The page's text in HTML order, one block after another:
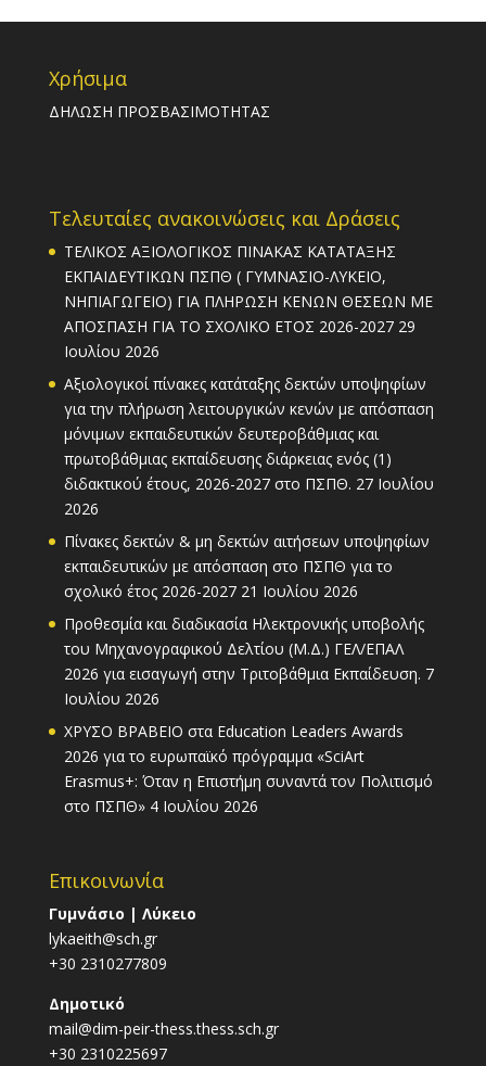
Χρήσιμα
ΔΗΛΩΣΗ ΠΡΟΣΒΑΣΙΜΟΤΗΤΑΣ
Τελευταίες ανακοινώσεις και Δράσεις
ΤΕΛΙΚΟΣ ΑΞΙΟΛΟΓΙΚΟΣ ΠΙΝΑΚΑΣ ΚΑΤΑΤΑΞΗΣ
ΕΚΠΑΙΔΕΥΤΙΚΩΝ ΠΣΠΘ ( ΓΥΜΝΑΣΙΟ-ΛΥΚΕΙΟ,
ΝΗΠΙΑΓΩΓΕΙΟ) ΓΙΑ ΠΛΗΡΩΣΗ ΚΕΝΩΝ ΘΕΣΕΩΝ ΜΕ
ΑΠΟΣΠΑΣΗ ΓΙΑ ΤΟ ΣΧΟΛΙΚΟ ΕΤΟΣ 2026-2027 29
Ιουλίου 2026
Αξιολογικοί πίνακες κατάταξης δεκτών υποψηφίων
για την πλήρωση λειτουργικών κενών με απόσπαση
μόνιμων εκπαιδευτικών δευτεροβάθμιας και
πρωτοβάθμιας εκπαίδευσης διάρκειας ενός (1)
διδακτικού έτους, 2026-2027 στο ΠΣΠΘ. 27 Ιουλίου
2026
Πίνακες δεκτών & μη δεκτών αιτήσεων υποψηφίων
εκπαιδευτικών με απόσπαση στο ΠΣΠΘ για το
σχολικό έτος 2026-2027 21 Ιουλίου 2026
Προθεσμία και διαδικασία Ηλεκτρονικής υποβολής
του Μηχανογραφικού Δελτίου (Μ.Δ.) ΓΕΛ/ΕΠΑΛ
2026 για εισαγωγή στην Τριτοβάθμια Εκπαίδευση. 7
Ιουλίου 2026
ΧΡΥΣΟ ΒΡΑΒΕΙΟ στα Education Leaders Awards
2026 για το ευρωπαϊκό πρόγραμμα «SciArt
Erasmus+: Όταν η Επιστήμη συναντά τον Πολιτισμό
στο ΠΣΠΘ» 4 Ιουλίου 2026
Επικοινωνία
Γυμνάσιο | Λύκειο
lykaeith@sch.gr
+30 2310277809
Δημοτικό
mail@dim-peir-thess.thess.sch.gr
+30 2310225697